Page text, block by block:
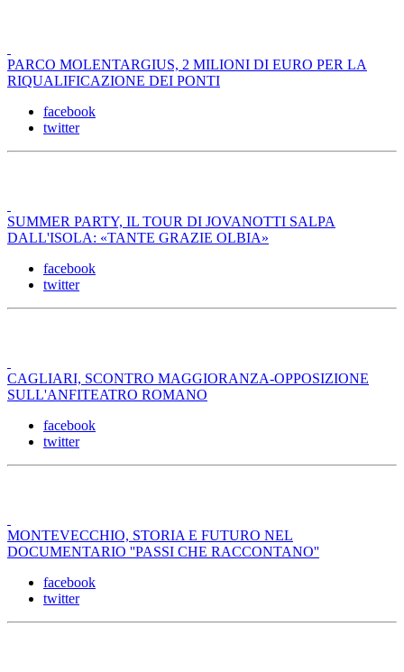
PARCO MOLENTARGIUS, 2 MILIONI DI EURO PER LA
RIQUALIFICAZIONE DEI PONTI
facebook
twitter
SUMMER PARTY, IL TOUR DI JOVANOTTI SALPA
DALL'ISOLA: «TANTE GRAZIE OLBIA»
facebook
twitter
CAGLIARI, SCONTRO MAGGIORANZA-OPPOSIZIONE
SULL'ANFITEATRO ROMANO
facebook
twitter
MONTEVECCHIO, STORIA E FUTURO NEL
DOCUMENTARIO ''PASSI CHE RACCONTANO''
facebook
twitter